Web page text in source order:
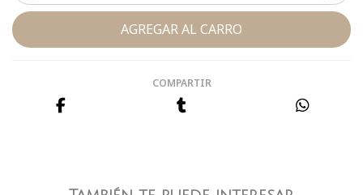
COMPARTIR